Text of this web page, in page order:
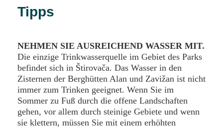
Tipps
NEHMEN SIE AUSREICHEND WASSER MIT.
Die einzige Trinkwasserquelle im Gebiet des Parks
befindet sich in Štirovača. Das Wasser in den
Zisternen der Berghütten Alan und Zavižan ist nicht
immer zum Trinken geeignet. Wenn Sie im
Sommer zu Fuß durch die offene Landschaften
gehen, vor allem durch steinige Gebiete und wenn
sie klettern, müssen Sie mit einem erhöhten